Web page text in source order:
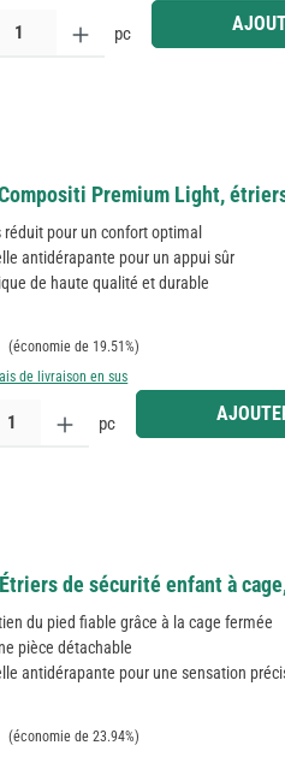
produit : Entrez la quantité souhaitée
pc
Premium Light,
réduit pour un confort optimal
antidérapante pour un appui sûr
de haute qualité et durable
:
Prix régulier :
(économie de 19.51%)
de livraison en sus
produit : Entrez la quantité souhaitée
pc
de sécurité enfant à
du pied fiable grâce à la cage fermée
pièce détachable
antidérapante pour une sensation
:
Prix régulier :
(économie de 23.94%)